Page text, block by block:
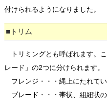
付けられるようになりました。
■トリム
トリミングとも呼ばれます。
レード」の2つに分けられます。
フレンジ・・・縄上にたれて
ブレード・・・帯状、組紐状